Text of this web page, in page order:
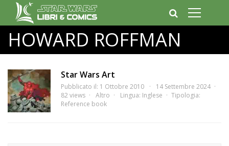
HOWARD ROFFMAN
Star Wars Art
Pubblicato il: 1 Ottobre 2010
14 Settembre 2024
82 views
Altro Lingua: Inglese
Tipologia:
Reference book